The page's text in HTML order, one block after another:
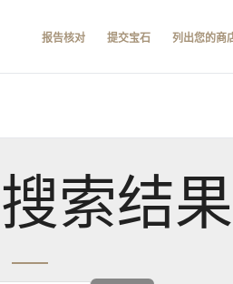
报告核对 提交宝石 列出您的商
索结果